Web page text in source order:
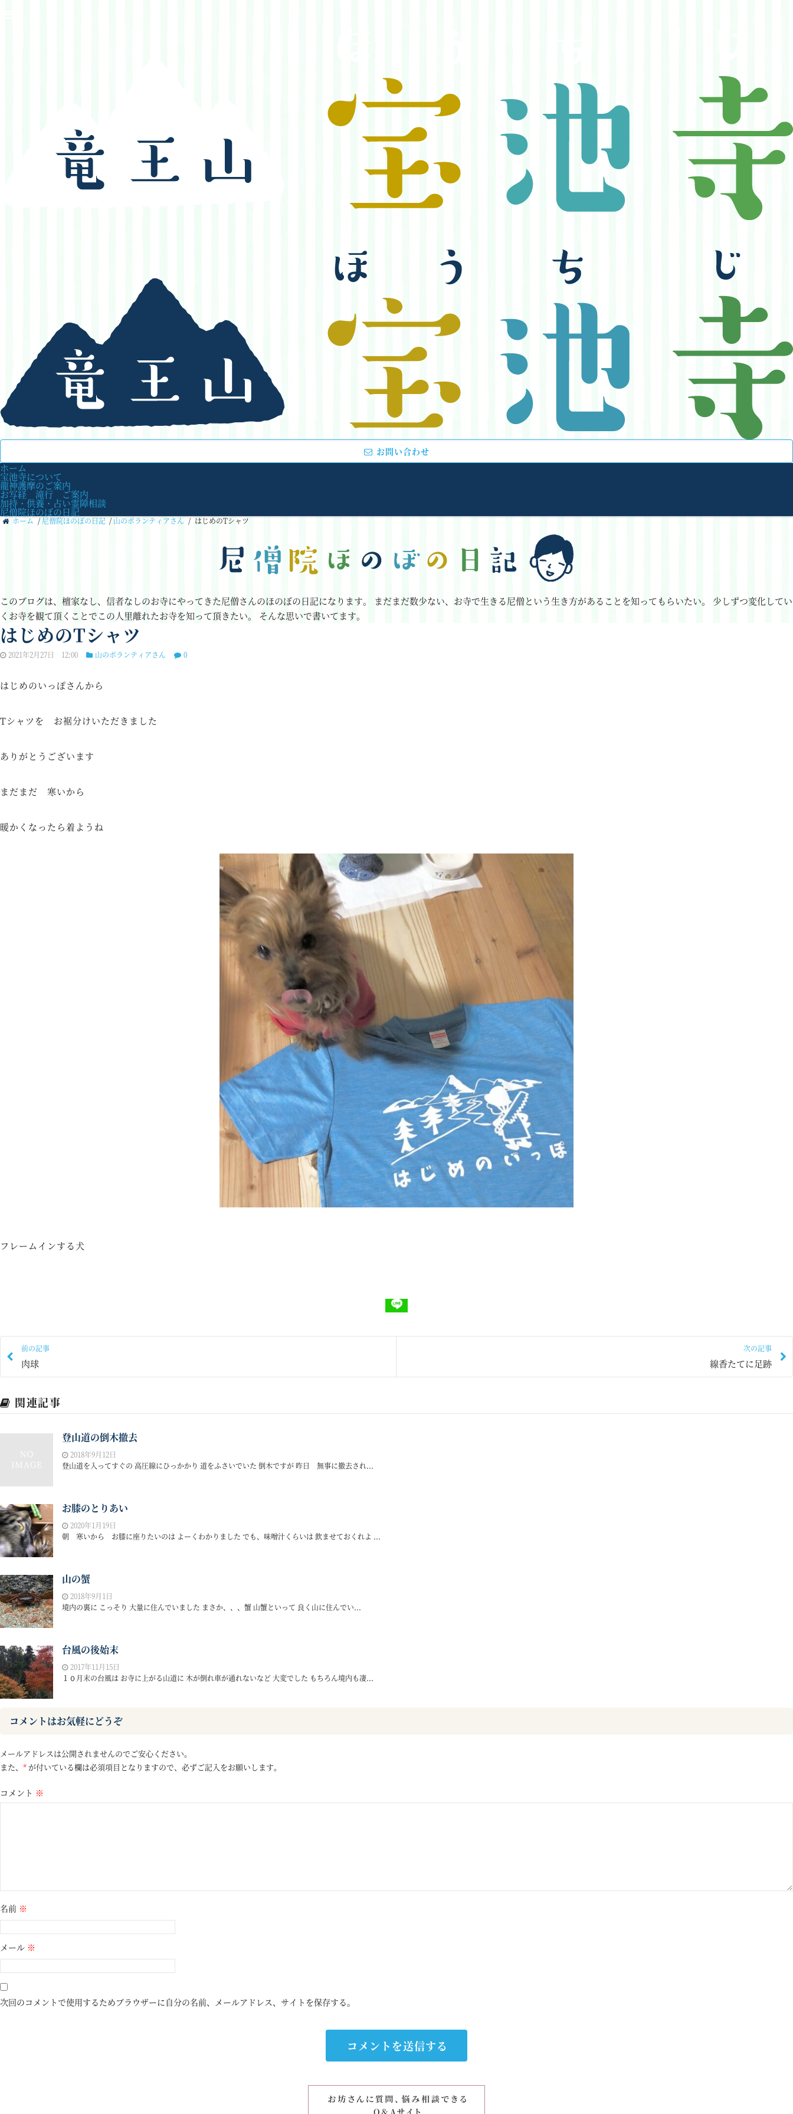
お問い合わせ
ホーム
宝池寺について
龍神護摩のご案内
お写経 滝行 ご案内
加持・供養・占い霊障相談
尼僧院ほのぼの日記
ホーム /尼僧院ほのぼの日記 /山のボランティアさん / はじめのTシャツ
このブログは、檀家なし、信者なしのお寺にやってきた尼僧さんのほのぼの日記になります。 まだまだ数少ない、お寺で生きる尼僧という生き方があることを知ってもらいたい。
少しずつ変化してい
くお寺を観て頂くことでこの人里離れたお寺を知って頂きたい。 そんな思いで書いてます。
はじめのTシャツ
2021年2月27日 12:00 山のボランティアさん 0
はじめのいっぽさんから
Tシャツを お裾分けいただきました
ありがとうございます
まだまだ 寒いから
暖かくなったら着ようね
フレームインする犬
前の記事
肉球
次の記事
線香たてに足跡
関連記事
登山道の倒木撤去
2018年9月12日
登山道を入ってすぐの 高圧線にひっかかり 道をふさいでいた 倒木ですが 昨日 無事に撤去され...
お膝のとりあい
2020年1月19日
朝 寒いから お膝に座りたいのは よーくわかりました でも、味噌汁くらいは 飲ませておくれよ ...
山の蟹
2018年9月1日
境内の裏に こっそり 大量に住んでいました まさか、、、蟹 山蟹といって 良く山に住んでい...
台風の後始末
2017年11月15日
１０月末の台風は お寺に上がる山道に 木が倒れ車が通れないなど 大変でした もちろん境内も凄...
コメントはお気軽にどうぞ
メールアドレスは公開されませんのでご安心ください。
また、 * が付いている欄は必須項目となりますので、必ずご記入をお願いします。
コメント ※
名前 ※
メール ※
次回のコメントで使用するためブラウザーに自分の名前、メールアドレス、サイトを保存する。